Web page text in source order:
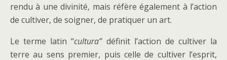
rendu à une divinité, mais réfère également à l’action
de cultiver, de soigner, de pratiquer un art.
Le terme latin “cultura”définit l’action de cultiver la
terre au sens premier, puis celle de cultiver l’esprit,